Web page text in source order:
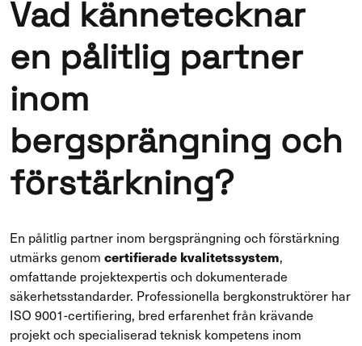
Vad kännetecknar
en pålitlig partner
inom
bergsprängning och
förstärkning?
En pålitlig partner inom bergsprängning och förstärkning
utmärks genom certifierade kvalitetssystem,
omfattande projektexpertis och dokumenterade
säkerhetsstandarder. Professionella bergkonstruktörer har
ISO 9001-certifiering, bred erfarenhet från krävande
projekt och specialiserad teknisk kompetens inom